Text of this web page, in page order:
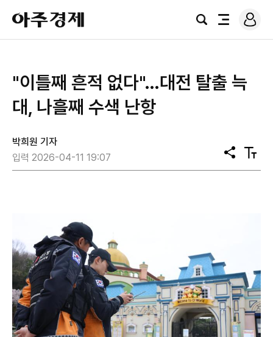
아
주
경
검
전
로
그
"이틀째 흔적 없다"…대전 탈출 늑
대, 나흘째 수색 난항
박희원 기자
입력 2026-04-11 19:07
공
유
텍
스